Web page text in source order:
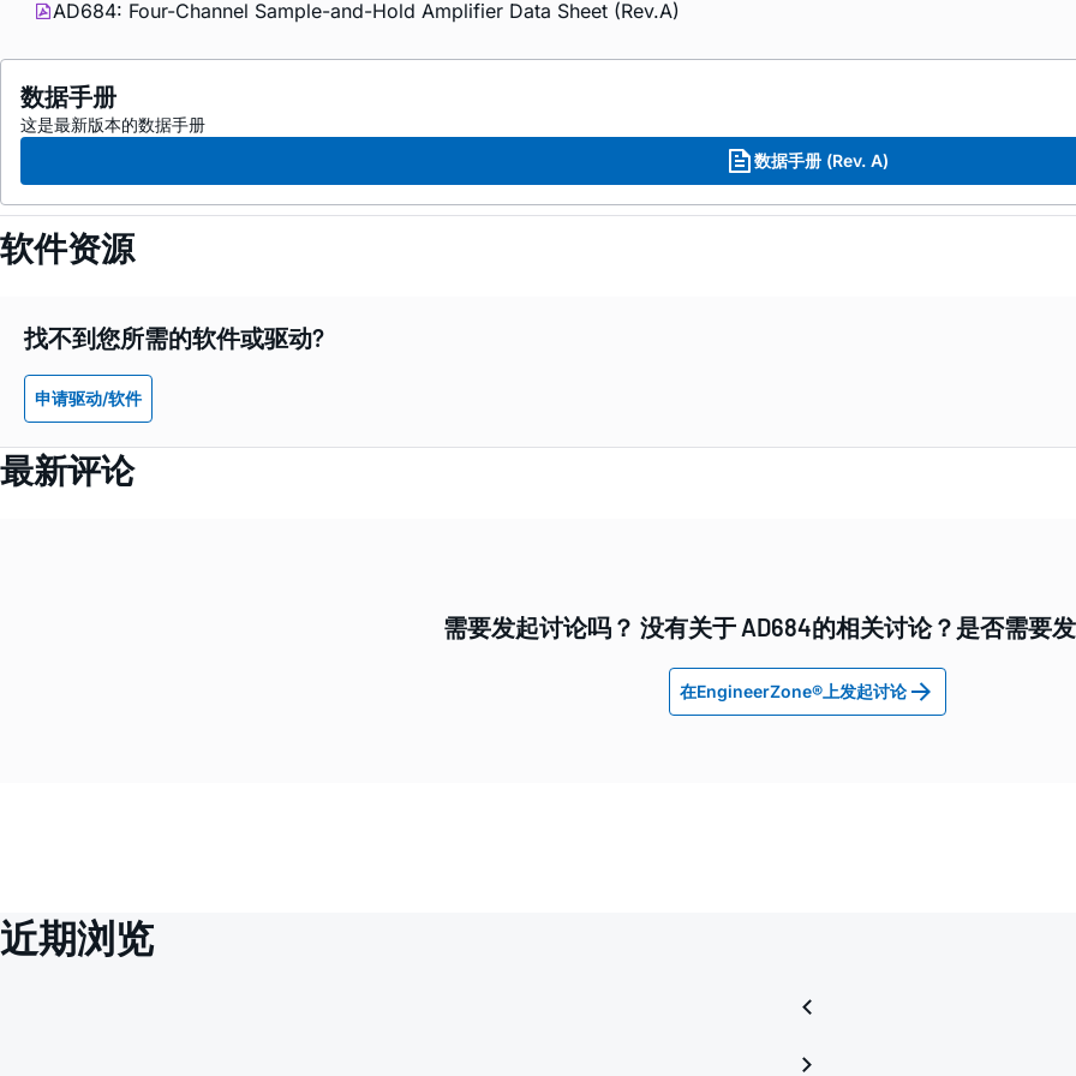
AD684: Four-Channel Sample-and-Hold Amplifier Data Sheet (Rev.A)
数据手册
这是最新版本的数据手册
数据手册 (Rev. A)
软件资源
找不到您所需的软件或驱动?
申请驱动/软件
最新评论
需要发起讨论吗？ 没有关于 AD684的相关讨论？是否需要
在EngineerZone®上发起讨论
近期浏览